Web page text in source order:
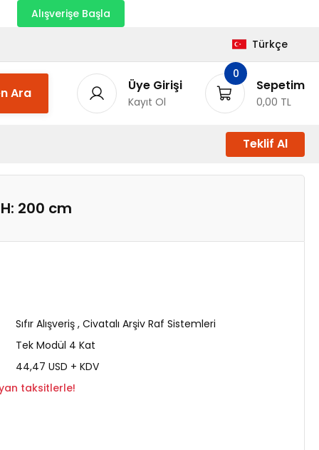
Alışverişe Başla
Türkçe
Ara Üye Girişi
Kayıt Ol
0
Sepetim
0,00 TL
Teklif Al
200 cm
Sıfır Alışveriş , Civatalı Arşiv Raf Sistemleri
Tek Modül 4 Kat
44,47 USD + KDV
taksitlerle!